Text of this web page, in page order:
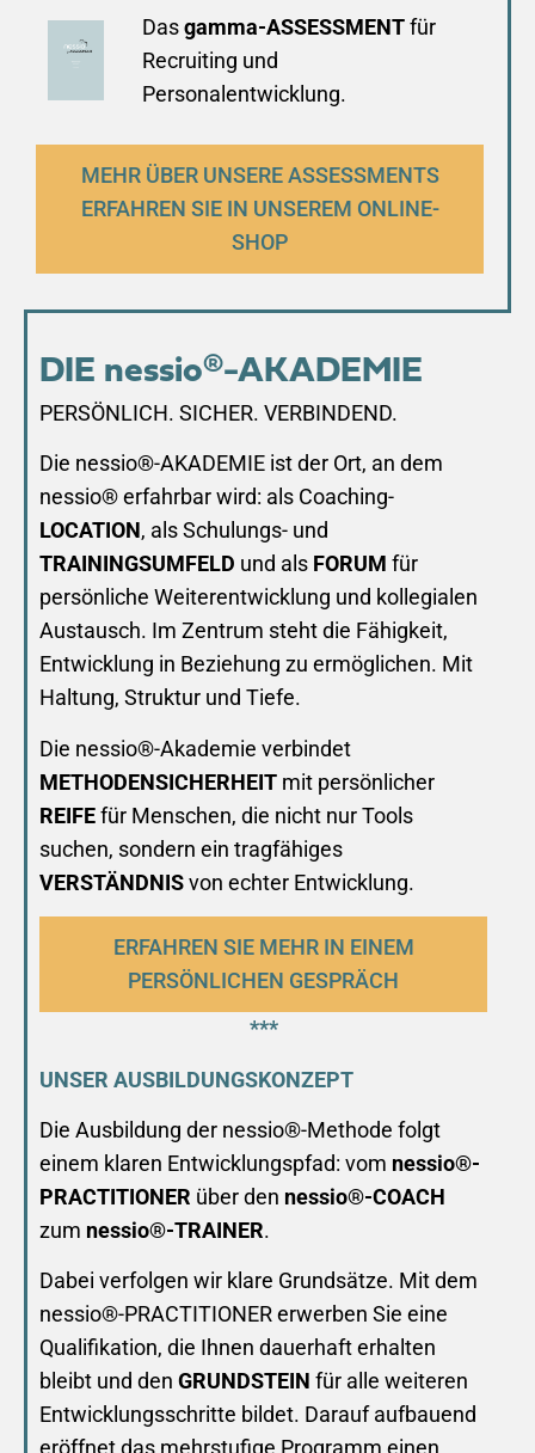
Dasgamma-ASSESSMENTfür
Recruiting und
Personalentwicklung.
MEHR ÜBER UNSERE ASSESSMENTS
ERFAHREN SIE IN UNSEREM ONLINE-
SHOP
DIE nessio®-AKADEMIE
PERSÖNLICH. SICHER. VERBINDEND.
Die nessio®-AKADEMIE ist der Ort, an dem
nessio® erfahrbar wird: als Coaching-
LOCATION, als Schulungs- und
TRAININGSUMFELD und als FORUM für
persönliche Weiterentwicklung und kollegialen
Austausch. Im Zentrum steht die Fähigkeit,
Entwicklung in Beziehung zu ermöglichen. Mit
Haltung, Struktur und Tiefe.
Die nessio®-Akademie verbindet
METHODENSICHERHEIT mit persönlicher
REIFEfür Menschen, die nicht nur Tools
suchen, sondern ein tragfähiges
VERSTÄNDNISvon echter Entwicklung.
ERFAHREN SIE MEHR IN EINEM
PERSÖNLICHEN GESPRÄCH
***
UNSER AUSBILDUNGSKONZEPT
Die Ausbildung der nessio®-Methode folgt
einem klaren Entwicklungspfad: vom nessio®-
PRACTITIONER über den nessio®-COACH
zum nessio®-TRAINER.
Dabei verfolgen wir klare Grundsätze. Mit dem
nessio®-PRACTITIONER erwerben Sie eine
Qualifikation, die Ihnen dauerhaft erhalten
bleibt und den GRUNDSTEIN für alle weiteren
Entwicklungsschritte bildet. Darauf aufbauend
eröffnet das mehrstufige Programm einen